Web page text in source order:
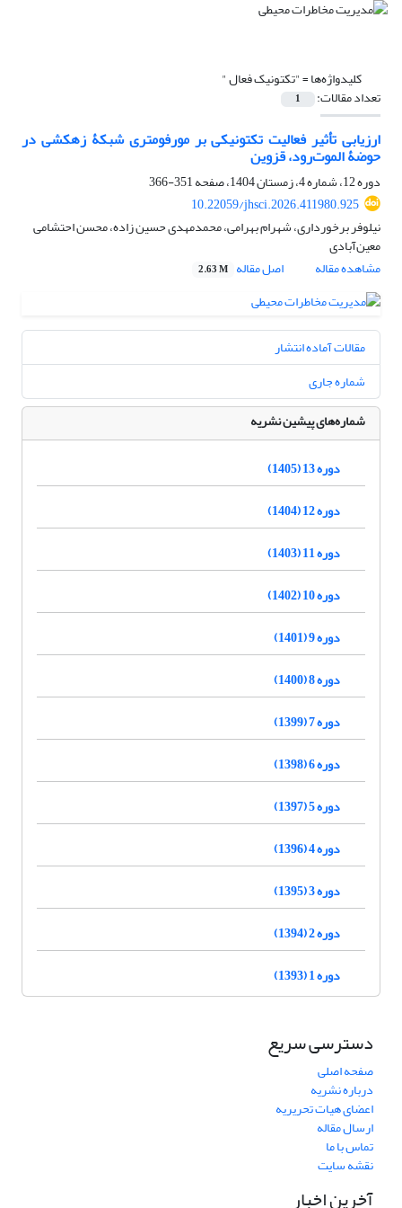
کلیدواژه‌ها ="تکتونیک فعال "
تعداد مقالات: 1
ارزیابی تأثیر فعالیت تکتونیکی بر مورفومتری شبکۀ زهکشی در
حوضۀ الموت‌رود، قزوین
دوره 12، شماره 4، زمستان 1404، صفحه
351-366
10.22059/jhsci.2026.411980.925
نیلوفر برخورداری، شهرام بهرامی، محمدمهدی حسین زاده، محسن احتشامی
معین‌آبادی
مشاهده مقاله
اصل مقاله 2.63 M
مقالات آماده انتشار
شماره جاری
شماره‌های پیشین نشریه
دوره 13 (1405)
دوره 12 (1404)
دوره 11 (1403)
دوره 10 (1402)
دوره 9 (1401)
دوره 8 (1400)
دوره 7 (1399)
دوره 6 (1398)
دوره 5 (1397)
دوره 4 (1396)
دوره 3 (1395)
دوره 2 (1394)
دوره 1 (1393)
دسترسی سریع
صفحه اصلی
درباره نشریه
اعضای هیات تحریریه
ارسال مقاله
تماس با ما
نقشه سایت
آخرین اخبار